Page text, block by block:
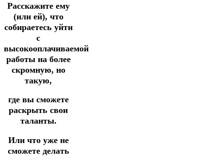
Расскажите ему
(или ей), что
собираетесь уйти
с
высокооплачиваемой
работы на более
скромную, но
такую,
где вы сможете
раскрыть свои
таланты.
Или что уже не
сможете делать